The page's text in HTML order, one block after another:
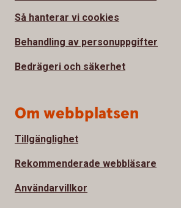
Så hanterar vi cookies
Behandling av personuppgifter
Bedrägeri och säkerhet
Om webbplatsen
Tillgänglighet
Rekommenderade webbläsare
Användarvillkor